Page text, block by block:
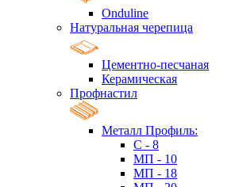
Onduline
Натуральная черепица
Цементно-песчаная
Керамическая
Профнастил
Металл Профиль:
C - 8
МП - 10
МП - 18